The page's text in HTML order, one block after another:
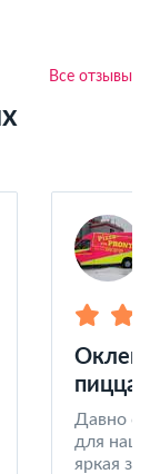
Все отзывы
пицца
Давно
для
яркая